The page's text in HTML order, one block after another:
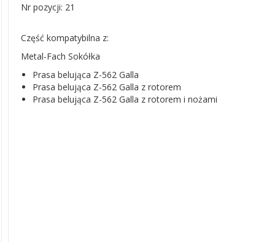
Nr pozycji: 21
Część kompatybilna z:
Metal-Fach Sokółka
Prasa belująca Z-562 Galla
Prasa belująca Z-562 Galla z rotorem
Prasa belująca Z-562 Galla z rotorem i nożami